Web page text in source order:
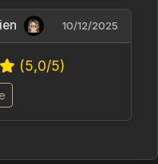
?
10/12/2025
(5,0/5)